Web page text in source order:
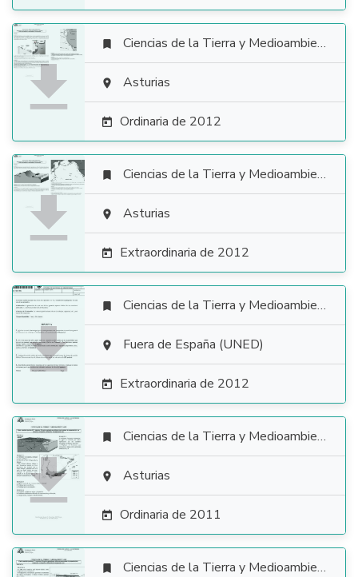

 Ciencias de la Tierra y Medioambientales
 Asturias
 Ordinaria de 2012

 Ciencias de la Tierra y Medioambientales
 Asturias
 Extraordinaria de 2012

 Ciencias de la Tierra y Medioambientales
 Fuera de España (UNED)
 Extraordinaria de 2012

 Ciencias de la Tierra y Medioambientales
 Asturias
 Ordinaria de 2011
 Ciencias de la Tierra y Medioambientales